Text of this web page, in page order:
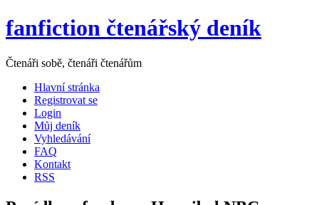
fanfiction čtenářský deník
Čtenáři sobě, čtenáři čtenářům
Hlavní stránka
Registrovat se
Login
Můj deník
Vyhledávání
FAQ
Kontakt
RSS